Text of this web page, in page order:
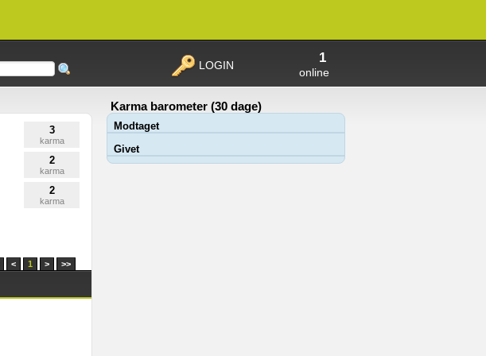
1
online
LOGIN
3
karma
2
karma
2
karma
< 1 > >>
Karma barometer (30 dage)
Modtaget
Givet